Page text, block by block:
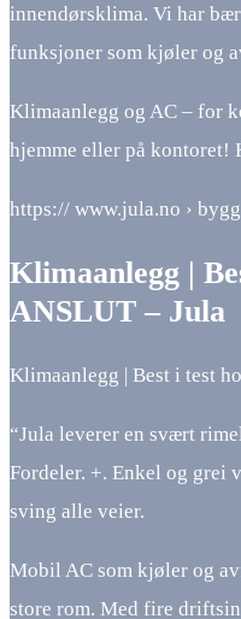
innendørsklima. Vi har
funksjoner som kjøler og
Klimaanlegg og AC – for
hjemme eller på kontoret!
https:// www.jula.no ›
Klimaanlegg |
ANSLUT – Jula
Klimaanlegg | Best i test
“Jula leverer en svært
Fordeler. +. Enkel og grei
sving alle veier.
Mobil AC som kjøler og
store rom. Med fire